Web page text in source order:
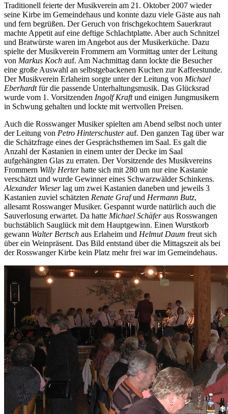
Traditionell feierte der Musikverein am 21. Oktober 2007 wieder
seine Kirbe im Gemeindehaus und konnte dazu viele Gäste aus nah
und fern begrüßen. Der Geruch von frischgekochtem Sauerkraut
machte Appetit auf eine deftige Schlachtplatte. Aber auch Schnitzel
und Bratwürste waren im Angebot aus der Musikerküche. Dazu
spielte der Musikverein Frommern am Vormittag unter der Leitung
von Markus Koch auf. Am Nachmittag dann lockte die Besucher
eine große Auswahl an selbstgebackenen Kuchen zur Kaffeestunde.
Der Musikverein Erlaheim sorgte unter der Leitung von Michael
Eberhardtfür die passende Unterhaltungsmusik. Das Glücksrad
wurde vom 1. Vorsitzenden Ingolf Kraftund einigen Jungmusikern
in Schwung gehalten und lockte mit wertvollen Preisen.
Auch die Rosswanger Musiker spielten am Abend selbst noch unter
der Leitung von Petro Hinterschusterauf. Den ganzen Tag über war
die Schätzfrage eines der Gesprächsthemen im Saal. Es galt die
Anzahl der Kastanien in einem unter der Decke im Saal
aufgehängten Glas zu erraten. Der Vorsitzende des Musikvereins
Frommern Willy Herterhatte sich mit 280 um nur eine Kastanie
verschätzt und wurde Gewinner eines Schwarzwälder Schinkens.
Alexander Wieserlag um zwei Kastanien daneben und jeweils 3
Kastanien zuviel schätzten Renate Grafund Hermann Butz,
allesamt Rosswanger Musiker. Gespannt wurde natürlich auch die
Sauverlosung erwartet. Da hatte Michael Schäferaus Rosswangen
buchstäblich Sauglück mit dem Hauptgewinn. Einen Wurstkorb
gewann Walter Bertsch aus Erlaheim und Helmut Daum freut sich
über ein Weinpräsent. Das Bild entstand über die Mittagszeit als bei
der Rosswanger Kirbe kein Platz mehr frei war im Gemeindehaus.